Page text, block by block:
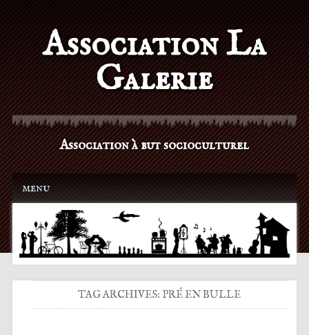
Association La
Galerie
Association à but socioculturel
Main menu
Skip to content
menu
TAG ARCHIVES: PRÉ EN BULLE